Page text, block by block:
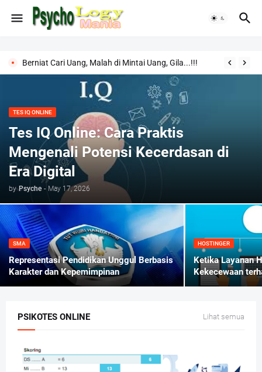
Berniat Cari Uang, Malah di Mintai Uang, Gila...!!!
TES IQ ONLINE
Tes IQ Online: Cara Praktis
Mengenali Potensi Kecerdasan di
Era Digital
by Psyche - May 17, 2026
SMA
Representasi Pendidikan Unggul Berbasis
Karakter dan Kepemimpinan
HOSTINGER
Ketika Layanan
Kekecewaan
PSIKOTES ONLINE Lihat semua